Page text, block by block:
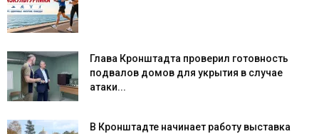
Глава Кронштадта проверил готовность
подвалов домов для укрытия в случае
атаки...
В Кронштадте начинает работу выставка